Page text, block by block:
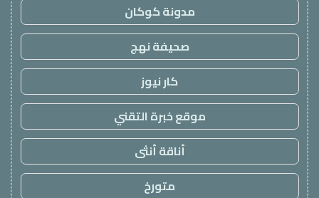
مدونة كوكان
صحيفة نهج
كار نيوز
موقع خبرة التقني
أناقة أنثى
متورخ